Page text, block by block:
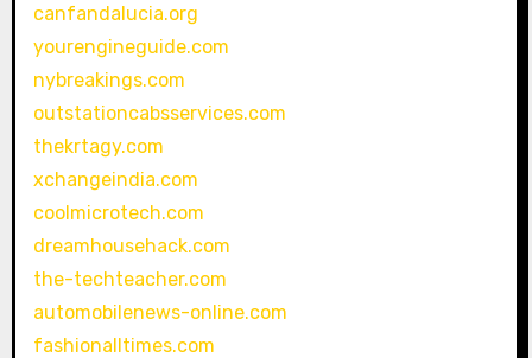
canfandalucia.org
yourengineguide.com
nybreakings.com
outstationcabsservices.com
thekrtagy.com
xchangeindia.com
coolmicrotech.com
dreamhousehack.com
the-techteacher.com
automobilenews-online.com
fashionalltimes.com